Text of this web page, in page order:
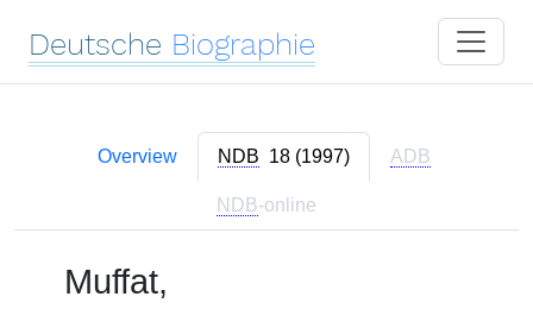
Deutsche Biographie
Overview NDB 18 (1997) ADB
NDB-online
Muffat,